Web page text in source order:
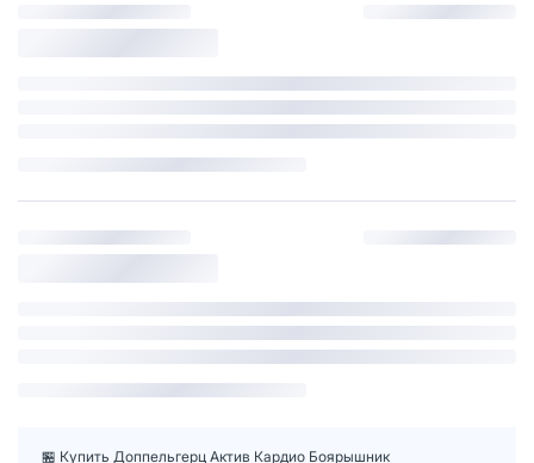
🏪 Купить Доппельгерц Актив Кардио Боярышник